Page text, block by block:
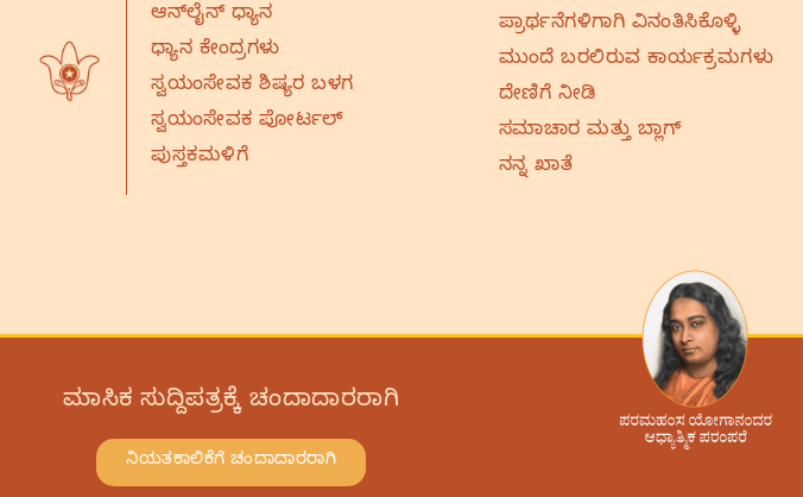
ಆನ್‌ಲೈನ್‌ ಧ್ಯಾನ
ಧ್ಯಾನ ಕೇಂದ್ರಗಳು
ಸ್ವಯಂಸೇವಕ ಶಿಷ್ಯರ ಬಳಗ
ಸ್ವಯಂಸೇವಕ ಪೋರ್ಟಲ್
ಪುಸ್ತಕಮಳಿಗೆ
ಪ್ರಾರ್ಥನೆಗಳಿಗಾಗಿ ವಿನಂತಿಸಿಕೊಳ್ಳಿ
ಮುಂದೆ ಬರಲಿರುವ ಕಾರ್ಯಕ್ರಮಗಳು
ದೇಣಿಗೆ ನೀಡಿ
ಸಮಾಚಾರ ಮತ್ತು ಬ್ಲಾಗ್
ನನ್ನ ಖಾತೆ
ಮಾಸಿಕ ಸುದ್ದಿಪತ್ರಕ್ಕೆ ಚಂದಾದಾರರಾಗಿ
ನಿಯತಕಾಲಿಕೆಗೆ ಚಂದಾದಾರರಾಗಿ